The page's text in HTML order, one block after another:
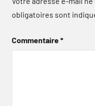
obligatoires sont
Commentaire*